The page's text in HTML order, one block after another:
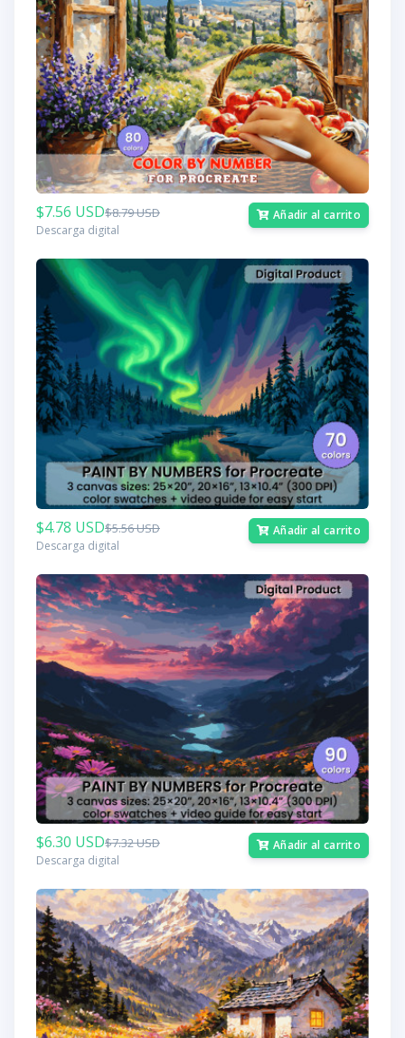
$7.56 USD$8.79 USD
Descarga digital
Añadir al carrito
$4.78 USD$5.56 USD
Descarga digital
Añadir al carrito
$6.30 USD$7.32 USD
Descarga digital
Añadir al carrito